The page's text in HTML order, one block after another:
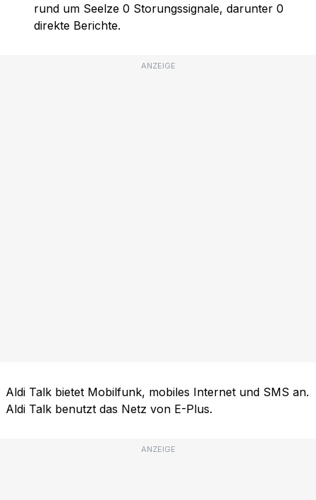
rund um Seelze 0 Storungssignale, darunter 0
direkte Berichte.
ANZEIGE
Aldi Talk bietet Mobilfunk, mobiles Internet und SMS an.
Aldi Talk benutzt das Netz von E-Plus.
ANZEIGE